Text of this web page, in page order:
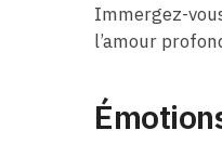
Immergez-
l’amour